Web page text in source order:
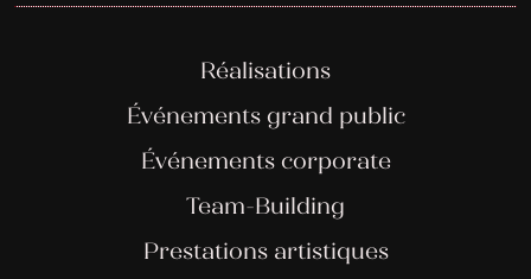
Réalisations
Événements grand public
Événements corporate
Team-Building
Prestations artistiques